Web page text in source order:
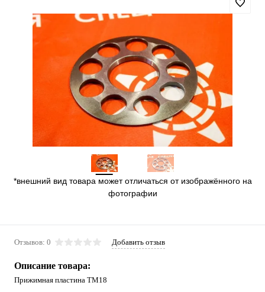
*внешний вид товара может отличаться от изображённого на
фотографии
Отзывов: 0 Добавить отзыв
Описание товара:
Прижимная пластина TM18